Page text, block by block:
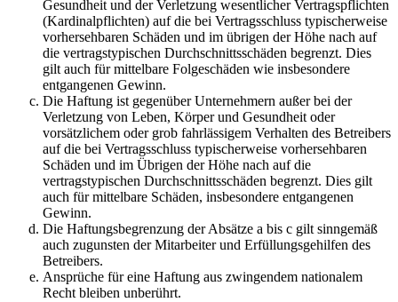
Gesundheit und der Verletzung wesentlicher Vertragspflichten
(Kardinalpflichten) auf die bei Vertragsschluss typischerweise
vorhersehbaren Schäden und im übrigen der Höhe nach auf
die vertragstypischen Durchschnittsschäden begrenzt. Dies
gilt auch für mittelbare Folgeschäden wie insbesondere
entgangenen Gewinn.
Die Haftung ist gegenüber Unternehmern außer bei der
Verletzung von Leben, Körper und Gesundheit oder
vorsätzlichem oder grob fahrlässigem Verhalten des Betreibers
auf die bei Vertragsschluss typischerweise vorhersehbaren
Schäden und im Übrigen der Höhe nach auf die
vertragstypischen Durchschnittsschäden begrenzt. Dies gilt
auch für mittelbare Schäden, insbesondere entgangenen
Gewinn.
Die Haftungsbegrenzung der Absätze a bis c gilt sinngemäß
auch zugunsten der Mitarbeiter und Erfüllungsgehilfen des
Betreibers.
Ansprüche für eine Haftung aus zwingendem nationalem
Recht bleiben unberührt.